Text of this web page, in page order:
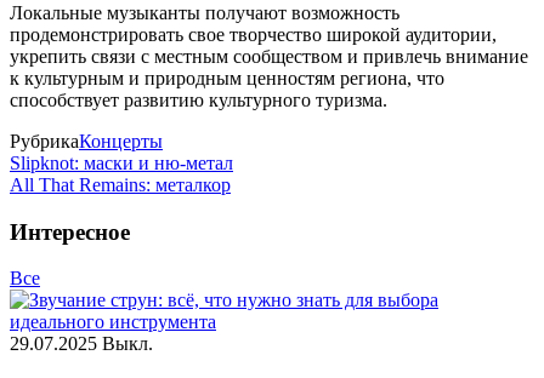
Локальные музыканты получают возможность
продемонстрировать свое творчество широкой аудитории,
укрепить связи с местным сообществом и привлечь внимание
к культурным и природным ценностям региона, что
способствует развитию культурного туризма.
РубрикаКонцерты
Slipknot: маски и ню-метал
All That Remains: металкор
Интересное
Все
29.07.2025 Выкл.